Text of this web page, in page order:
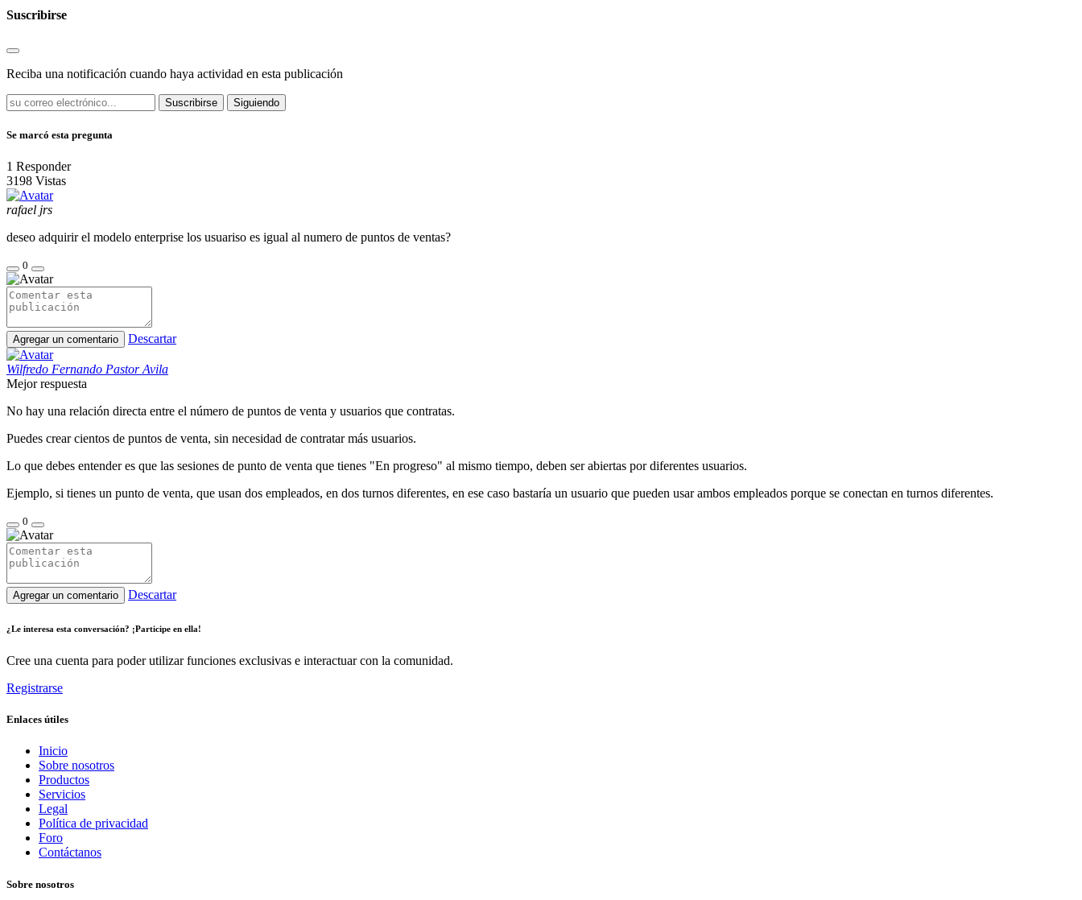
Suscribirse
Reciba una notificación cuando haya actividad en esta publicación
Suscribirse Siguiendo
Se marcó esta pregunta
1 Responder
3198 Vistas
rafael jrs
deseo adquirir el modelo enterprise los usuariso es igual al numero de puntos de ventas?
0
Agregar un comentario Descartar
Wilfredo Fernando Pastor Avila
Mejor respuesta
No hay una relación directa entre el número de puntos de venta y usuarios que contratas.
Puedes crear cientos de puntos de venta, sin necesidad de contratar más usuarios.
Lo que debes entender es que las sesiones de punto de venta que tienes "En progreso" al mismo tiempo, deben ser abiertas por diferentes usuarios.
Ejemplo, si tienes un punto de venta, que usan dos empleados, en dos turnos diferentes, en ese caso bastaría un usuario que pueden usar ambos empleados porque se conectan en turnos diferentes.
0
Agregar un comentario Descartar
¿Le interesa esta conversación? ¡Participe en ella!
Cree una cuenta para poder utilizar funciones exclusivas e interactuar con la comunidad.
Registrarse
Enlaces útiles
Inicio
Sobre nosotros
Productos
Servicios
Legal
Política de privacidad
Foro
Contáctanos
Sobre nosotros